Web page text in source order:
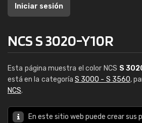
Iniciar sesión
NCS S 3020-Y10R
Esta página muestra el color NCS S
está en la categoría S 3000 - S 3560,
NCS.
En este sitio web puede crear sus